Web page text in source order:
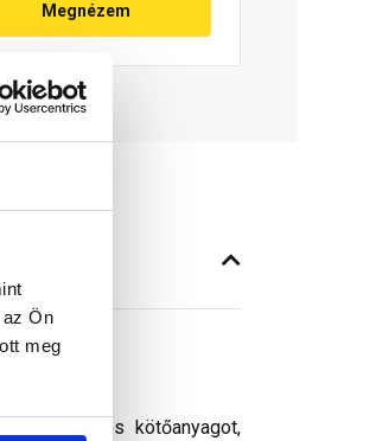
Ön
meg
Megnézem
diszperziós kötőanyagot,